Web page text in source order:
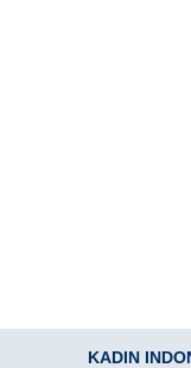
KADIN